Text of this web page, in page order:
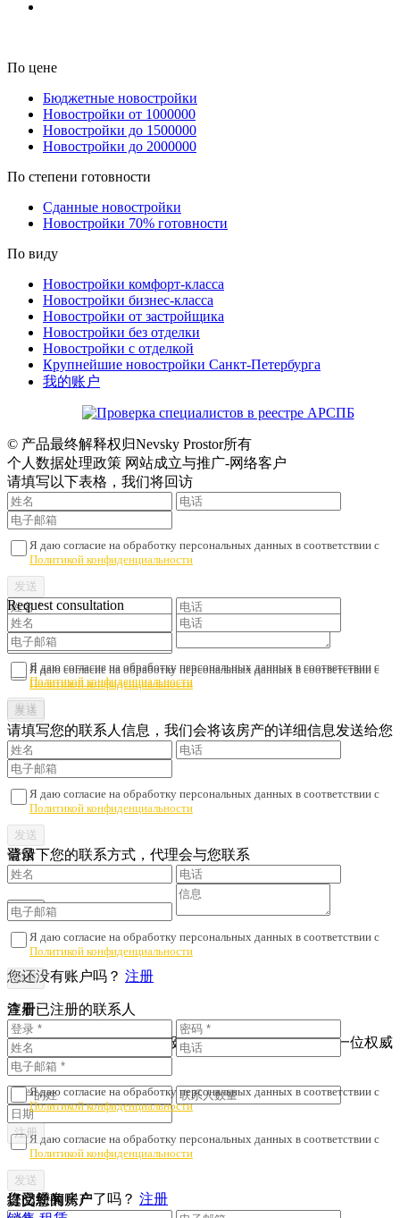
По цене
Бюджетные новостройки
Новостройки от 1000000
Новостройки до 1500000
Новостройки до 2000000
По степени готовности
Сданные новостройки
Новостройки 70% готовности
По виду
Новостройки комфорт-класса
Новостройки бизнес-класса
Новостройки от застройщика
Новостройки без отделки
Новостройки с отделкой
Крупнейшие новостройки Санкт-Петербурга
我的账户
© 产品最终解释权归Nevsky Prostor所有
个人数据处理政策 网站成立与推广-网络客户
请填写以下表格，我们将回访
Я даю согласие на обработку персональных данных в соответствии с
Политикой конфиденциальности
Request consultation
Я даю согласие на обработку персональных данных в соответствии с
Политикой конфиденциальности
Я даю согласие на обработку персональных данных в соответствии с
Политикой конфиденциальности
请填写您的联系人信息，我们会将该房产的详细信息发送给您
Я даю согласие на обработку персональных данных в соответствии с
Политикой конфиденциальности
请留下您的联系方式，代理会与您联系
Я даю согласие на обработку персональных данных в соответствии с
Политикой конфиденциальности
登录
您还没有账户吗？ 注册
注册
Я даю согласие на обработку персональных данных в соответствии с
Политикой конфиденциальности
您已经有账户了吗？ 注册
查看已注册的联系人
为了避免财产诈骗与劣质服务，我们会核对您是否与一位权威
人士签订了协议。
Я даю согласие на обработку персональных данных в соответствии с
Политикой конфиденциальности
提交您的房产
订阅新闻